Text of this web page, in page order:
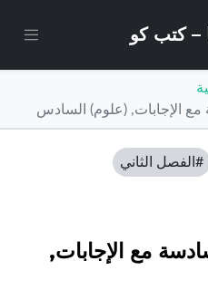
مع الإجابات, (علوم) السادس
#الفصل الثاني
مع الإجابات,